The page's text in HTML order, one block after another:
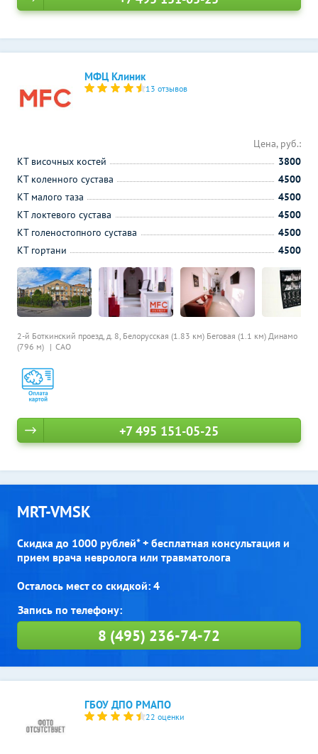
МФЦ Клиник
13 отзывов
2-й Боткинский проезд, д. 8, Белорусская (1.83 км) Беговая (1.1 км) Динамо
(796 м)
САО
Цена, руб.:
КТ височных костей
3800
КТ коленного сустава
4500
КТ малого таза
4500
КТ локтевого сустава
4500
КТ голеностопного сустава
4500
КТ гортани
4500
+7 495 151-05-25
MRT-VMSK
Скидка до 1000 рублей* + бесплатная консультация и
прием врача невролога или травматолога
Осталось мест со скидкой: 4
8 (495) 236-74-72
ГБОУ ДПО РМАПО
22 оценки